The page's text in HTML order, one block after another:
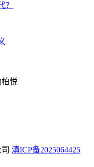
？
悦
滇ICP备2025064425